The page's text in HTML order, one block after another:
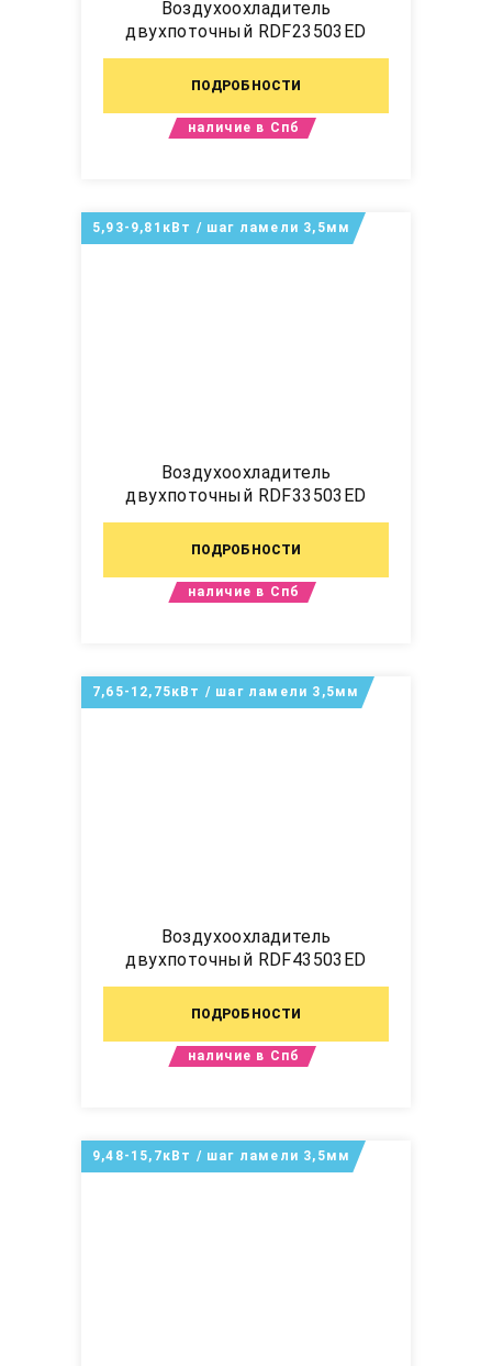
Воздухоохладитель
двухпоточный RDF23503ED
ПОДРОБНОСТИ
наличие в Спб
Воздухоохладитель
двухпоточный RDF33503ED
ПОДРОБНОСТИ
5,93-9,81кВт / шаг ламели 3,5мм
наличие в Спб
Воздухоохладитель
двухпоточный RDF43503ED
ПОДРОБНОСТИ
7,65-12,75кВт / шаг ламели 3,5мм
наличие в Спб
9,48-15,7кВт / шаг ламели 3,5мм